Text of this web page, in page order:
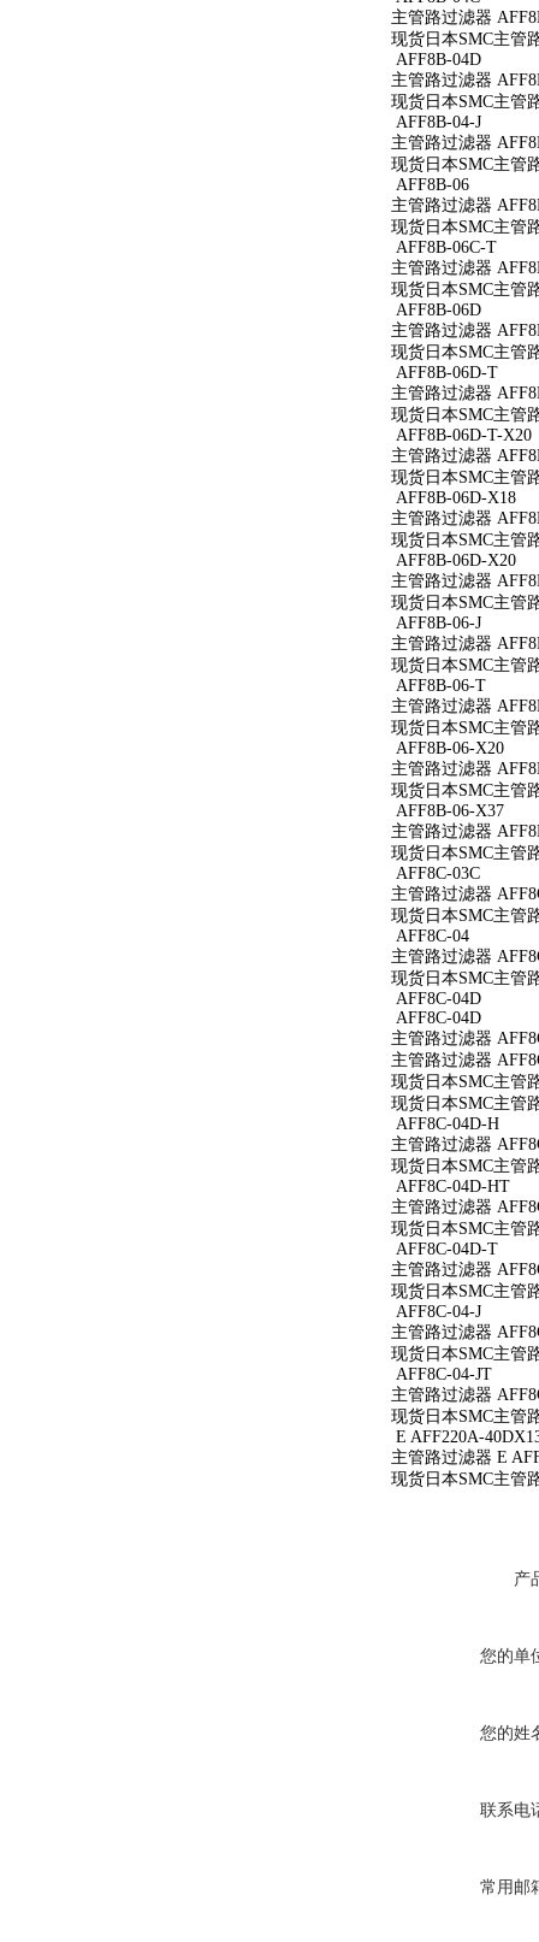
主管路过滤器
现货日本SMC主管
AFF8B-04D
主管路过滤器
现货日本SMC主管
AFF8B-04-J
主管路过滤器
现货日本SMC主管
AFF8B-06
主管路过滤器
现货日本SMC主管
AFF8B-06C-T
主管路过滤器
现货日本SMC主管
AFF8B-06D
主管路过滤器
现货日本SMC主管
AFF8B-06D-T
主管路过滤器
现货日本SMC主管
AFF8B-06D-T-X20
主管路过滤器
现货日本SMC主管
AFF8B-06D-X18
主管路过滤器
现货日本SMC主管
AFF8B-06D-X20
主管路过滤器
现货日本SMC主管
AFF8B-06-J
主管路过滤器
现货日本SMC主管
AFF8B-06-T
主管路过滤器
现货日本SMC主管
AFF8B-06-X20
主管路过滤器
现货日本SMC主管
AFF8B-06-X37
主管路过滤器
现货日本SMC主管
AFF8C-03C
主管路过滤器
现货日本SMC主管
AFF8C-04
主管路过滤器
现货日本SMC主管
AFF8C-04D
AFF8C-04D
主管路过滤器
主管路过滤器
现货日本SMC主管
现货日本SMC主管
AFF8C-04D-H
主管路过滤器
现货日本SMC主管
AFF8C-04D-HT
主管路过滤器
现货日本SMC主管
AFF8C-04D-T
主管路过滤器
现货日本SMC主管
AFF8C-04-J
主管路过滤器
现货日本SMC主管
AFF8C-04-JT
主管路过滤器
现货日本SMC主管
E AFF220A-
主管路过滤器 E
现货日本SMC主管
产
您的单
您的姓
联系电
常用邮